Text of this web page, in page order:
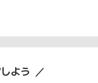
よう